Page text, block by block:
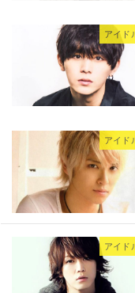
アイド
アイド
アイド